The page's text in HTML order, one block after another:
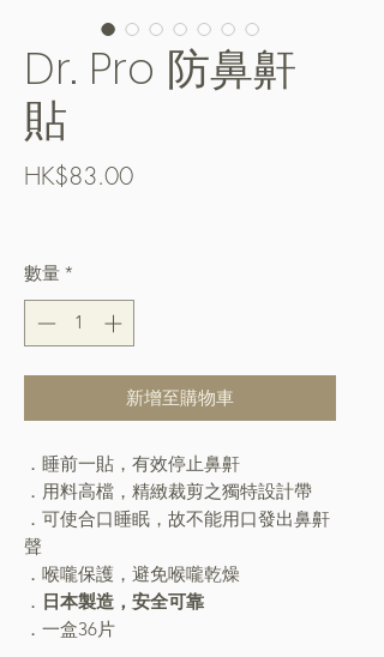
Dr. Pro 防鼻鼾
貼
HK$83.00價
數量 *
新增至購物車
．睡前一貼，有效停止鼻鼾
．用料高檔，精緻裁剪之獨特設計帶
．可使合口睡眠，故不能用口發出鼻鼾
聲
．喉嚨保護，避免喉嚨乾燥
． 日本製造，安全可靠
．一盒36片